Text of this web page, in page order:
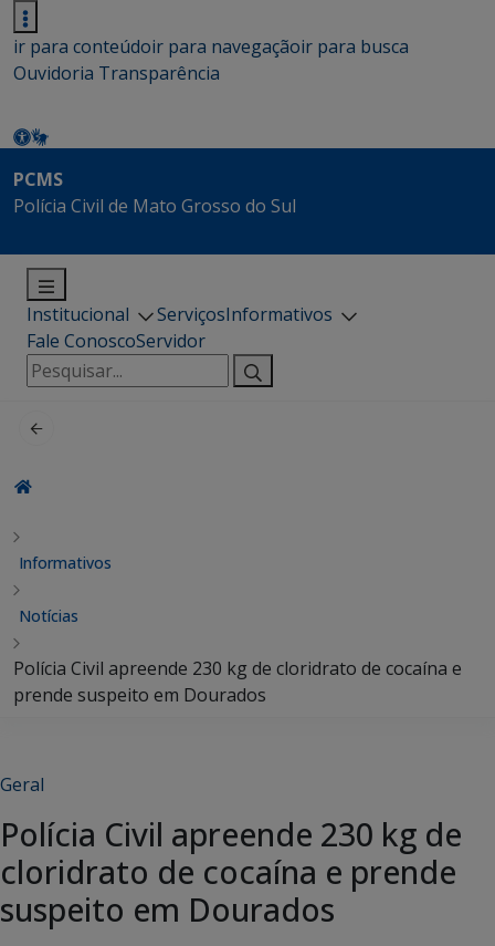
ir para conteúdoir para navegaçãoir para busca
Ouvidoria Transparência
PCMS
Polícia Civil de Mato Grosso do Sul
Institucional ServiçosInformativos
Fale ConoscoServidor
Pesquisar
por:
Informativos
Notícias
Polícia Civil apreende 230 kg de cloridrato de cocaína e
prende suspeito em Dourados
Geral
Polícia Civil apreende 230 kg de
cloridrato de cocaína e prende
suspeito em Dourados